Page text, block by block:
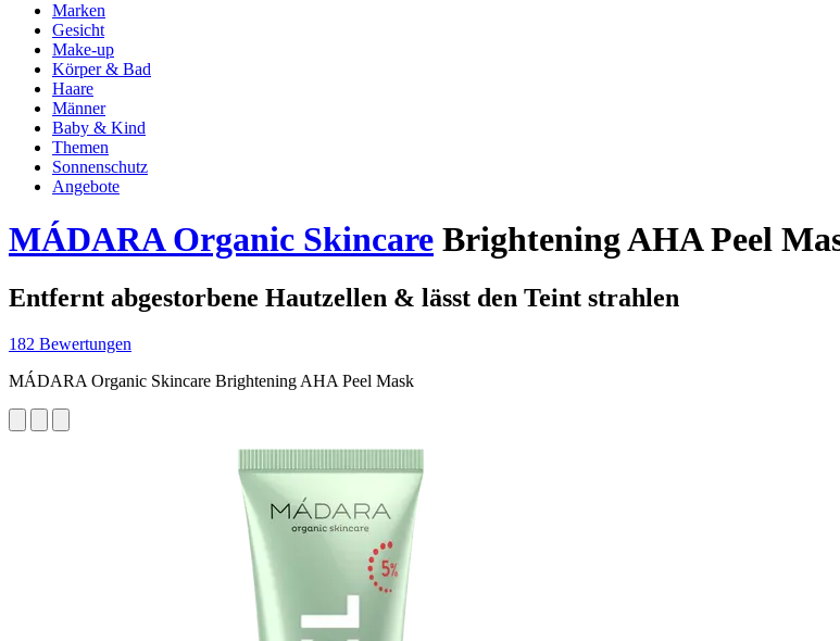
Marken
Gesicht
Make-up
Körper & Bad
Haare
Männer
Baby & Kind
Themen
Sonnenschutz
Angebote
MÁDARA Organic Skincare Brightening AHA Peel
Entfernt abgestorbene Hautzellen & lässt den Teint strahlen
182 Bewertungen
MÁDARA Organic Skincare Brightening AHA Peel Mask